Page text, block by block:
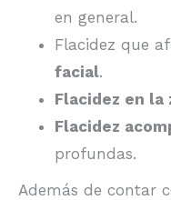
en general.
Flacidez que
facial.
Flacidez en la
Flacidez
profundas.
Además de contar